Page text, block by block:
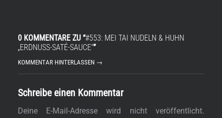
0 KOMMENTARE ZU “#553: MEI TAI NUDELN & HUHN
„ERDNUSS-SATÉ-SAUCE“”
KOMMENTAR HINTERLASSEN →
Schreibe einen Kommentar
Deine E-Mail-Adresse wird nicht veröffentlicht.